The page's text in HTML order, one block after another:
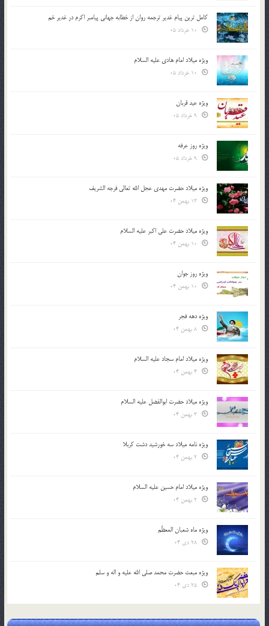
کامل ترین پیام غدیر ترجمه روان از خطابه جهانی پیامبر اکرم در غدیر خم
ویژه میلاد امام هادی علیه السلام
ویژه عید قربان
ویژه روز عرفه
ویژه میلاد حضرت مهدی عجل الله تعالی فرجه الشريف
ویژه میلاد حضرت علی اکبر علیه السلام
ویژه روز جوان
ویژه دهه فجر
ویژه میلاد امام سجاد علیه السلام
ویژه میلاد حضرت ابوالفضل علیه السلام
ویژه نامه میلاد سه خورشید دشت کربلا
ویژه میلاد امام حسین علیه السلام
ویژه ماه شعبان المعظّم
ویژه مبعث حضرت محمد صلی الله علیه و اله و سلم